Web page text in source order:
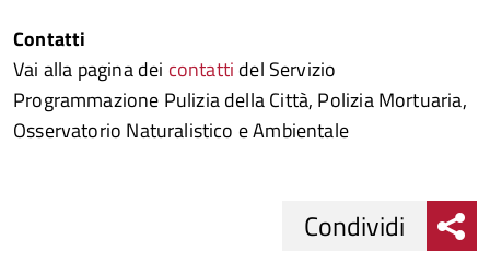
Contatti
Vai alla pagina dei contatti del Servizio
Programmazione Pulizia della Città, Polizia Mortuaria,
Osservatorio Naturalistico e Ambientale
Condividi